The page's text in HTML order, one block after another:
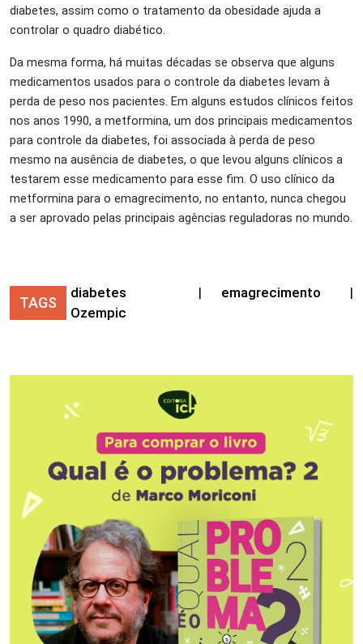
diabetes, assim como o tratamento da obesidade ajuda a
controlar o quadro diabético.
Da mesma forma, há muitas décadas se observa que alguns
medicamentos usados para o controle da diabetes levam à
perda de peso nos pacientes. Em alguns estudos clínicos feitos
nos anos 1990, a metformina, um dos principais medicamentos
para controle da diabetes, foi associada à perda de peso
mesmo na ausência de diabetes, o que levou alguns clínicos a
testarem esse medicamento para esse fim. O uso clínico da
metformina para o emagrecimento, no entanto, nunca chegou
a ser aprovado pelas principais agências reguladoras no mundo.
TAGS
diabetes | emagrecimento
|
Ozempic